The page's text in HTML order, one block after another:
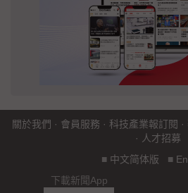
關於我們 · 會員服務 · 科技產業報訂閱 ·
· 人才招募
■ 中文简体版 ■
下載新聞App